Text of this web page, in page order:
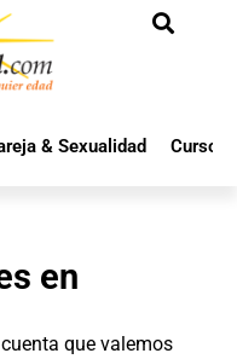
& Sexualidad Cursos
en
que valemos